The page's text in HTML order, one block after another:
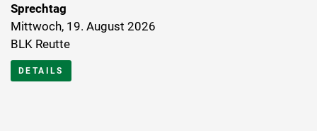
Sprechtag
Mittwoch, 19. August 2026
BLK Reutte
DETAILS